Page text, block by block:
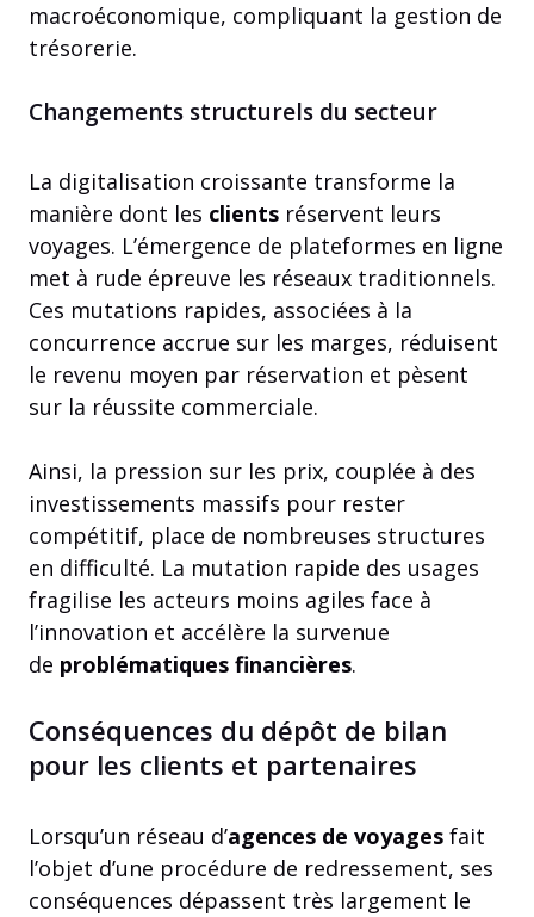
macroéconomique, compliquant la gestion de
trésorerie.
Changements structurels du secteur
La digitalisation croissante transforme la
manière dont les clients réservent leurs
voyages. L’émergence de plateformes en ligne
met à rude épreuve les réseaux traditionnels.
Ces mutations rapides, associées à la
concurrence accrue sur les marges, réduisent
le revenu moyen par réservation et pèsent
sur la réussite commerciale.
Ainsi, la pression sur les prix, couplée à des
investissements massifs pour rester
compétitif, place de nombreuses structures
en difficulté. La mutation rapide des usages
fragilise les acteurs moins agiles face à
l’innovation et accélère la survenue
de problématiques financières.
Conséquences du dépôt de bilan
pour les clients et partenaires
Lorsqu’un réseau d’agences de voyages fait
l’objet d’une procédure de redressement, ses
conséquences dépassent très largement le